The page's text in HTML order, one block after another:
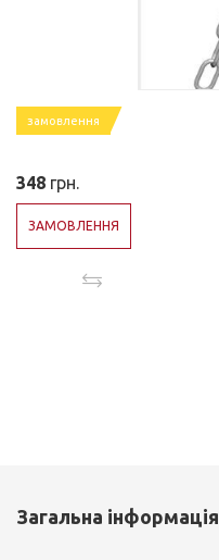
замовлення
348 грн.
ЗАМОВЛЕННЯ
Загальна інформація